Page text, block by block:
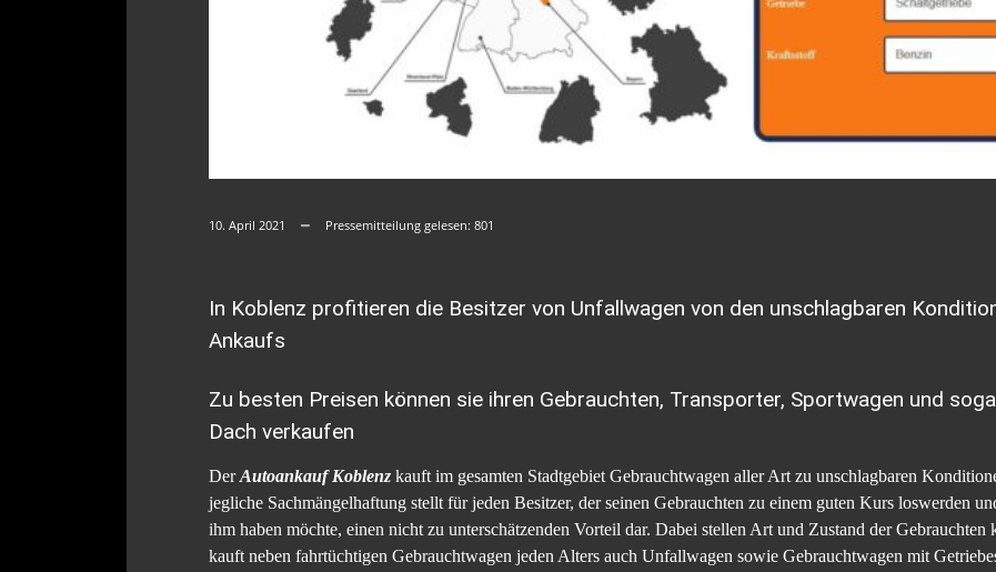
10. April 2021 Pressemitteilung gelesen: 801
In Koblenz profitieren die Besitzer von Unfallwagen von den unschlagbaren
Ankaufs
Zu besten Preisen können sie ihren Gebrauchten, Transporter, Sportwagen und
Dach verkaufen
DerAutoankauf Koblenz kauft im gesamten Stadtgebiet Gebrauchtwagen aller Art zu unschlagbaren
jegliche Sachmängelhaftung stellt für jeden Besitzer, der seinen Gebrauchten zu einem guten Kurs loswerden
ihm haben möchte, einen nicht zu unterschätzenden Vorteil dar. Dabei stellen Art und Zustand der Gebrauchten
kauft neben fahrtüchtigen Gebrauchtwagen jeden Alters auch Unfallwagen sowie Gebrauchtwagen mit